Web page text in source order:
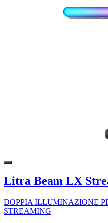
Litra Beam LX
DOPPIA ILLUMINAZIONE
STREAMING